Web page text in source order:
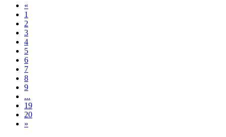
«
1
2
3
4
5
6
7
8
9
...
19
20
»